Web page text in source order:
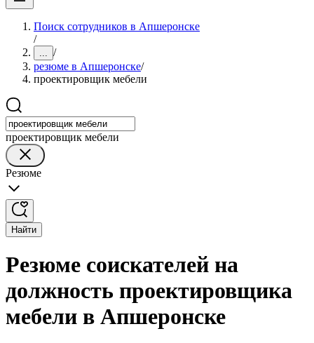
Поиск сотрудников в Апшеронске
/
... /
резюме в Апшеронске/
проектировщик мебели
проектировщик мебели
Резюме
Найти
Резюме соискателей на
должность проектировщика
мебели в Апшеронске